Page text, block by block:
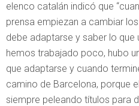
elenco catalán indicó que
prensa empiezan a cambiar
debe adaptarse y saber lo que
hemos trabajado poco, hubo
que adaptarse y cuando
camino de Barcelona, porque
siempre peleando títulos para